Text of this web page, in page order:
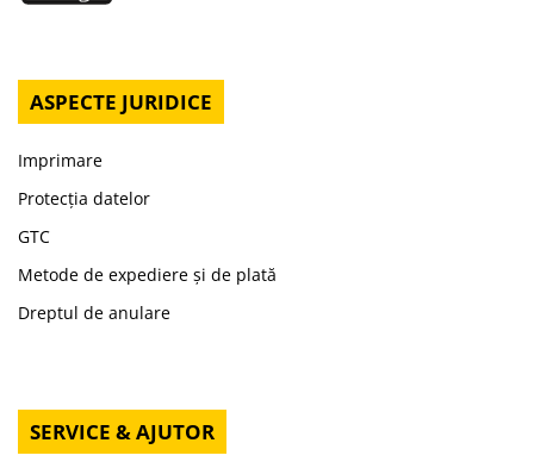
ASPECTE JURIDICE
Imprimare
Protecția datelor
GTC
Metode de expediere și de plată
Dreptul de anulare
SERVICE & AJUTOR